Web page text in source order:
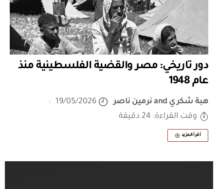
دور تاريخي: مصر والقضية الفلسطينية منذ
عام 1948
هبة شكريand نرمين ناصر
19/05/2026
وقت القراءة: 24 دقيقة
أقرأ المزيد